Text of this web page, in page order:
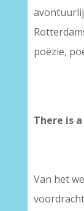
poëzie,
There is
Van het